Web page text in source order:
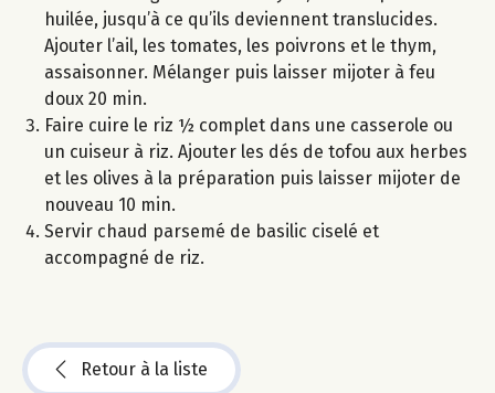
huilée, jusqu’à ce qu’ils deviennent translucides.
Ajouter l’ail, les tomates, les poivrons et le thym,
assaisonner. Mélanger puis laisser mijoter à feu
doux 20 min.
Faire cuire le riz ½ complet dans une casserole ou
un cuiseur à riz. Ajouter les dés de tofou aux herbes
et les olives à la préparation puis laisser mijoter de
nouveau 10 min.
Servir chaud parsemé de basilic ciselé et
accompagné de riz.
Retour à la liste